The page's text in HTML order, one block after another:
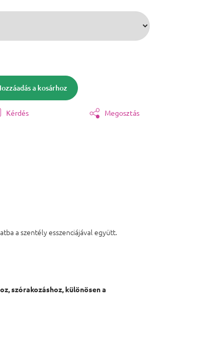
a kosárhoz
Kérdés Megosztás
a szentély esszenciájával együtt.
szórakozáshoz, különösen a